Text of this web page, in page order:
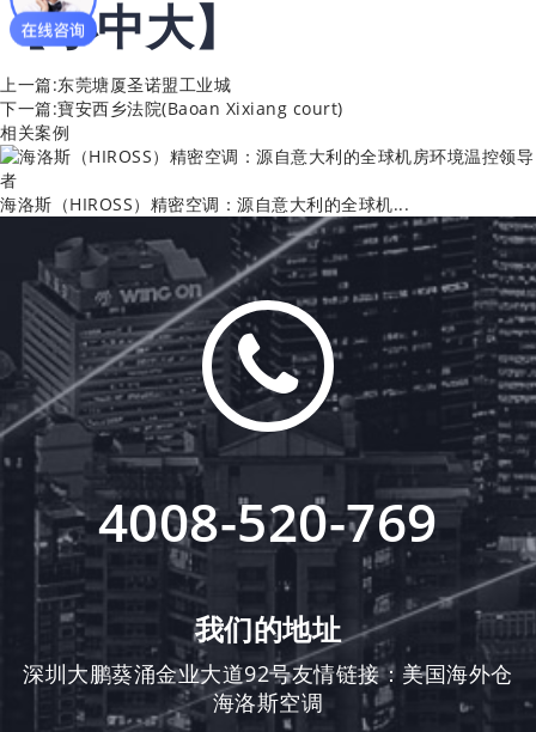
【小中大】
上一篇:东莞塘厦圣诺盟工业城
下一篇:寶安西乡法院(Baoan Xixiang court)
相关案例
海洛斯（HIROSS）精密空调：源自意大利的全球机...
4008-520-769
我们的地址
深圳大鹏葵涌金业大道92号友情链接： 美国海外仓
海洛斯空调